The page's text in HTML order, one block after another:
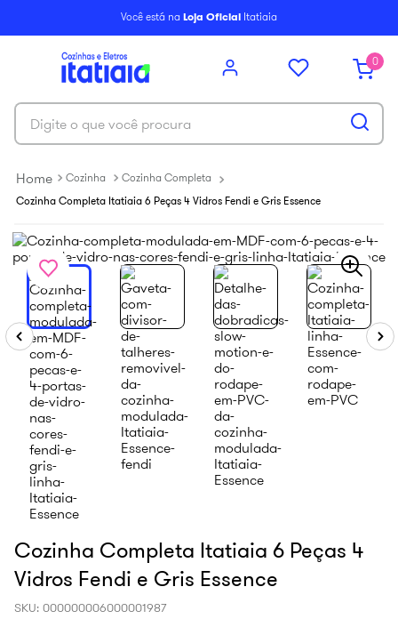
Você está na Loja Oficial Itatiaia
0
Digite o que você procura
Cozinha
Cozinha Completa
Cozinha Completa Itatiaia 6 Peças 4 Vidros Fendi e Gris Essence
Cozinha Completa Itatiaia 6 Peças 4
Vidros Fendi e Gris Essence
SKU: 000000006000001987
paneleiro
renova
9º
armário cozinha
aço